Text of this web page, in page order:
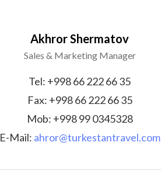
Akhror Shermatov
Sales & Marketing Manager
Tel: +998 66 222 66 35
Fax: +998 66 222 66 35
Mob: +998 99 0345328
E-Mail: ahror@turkestantravel.com